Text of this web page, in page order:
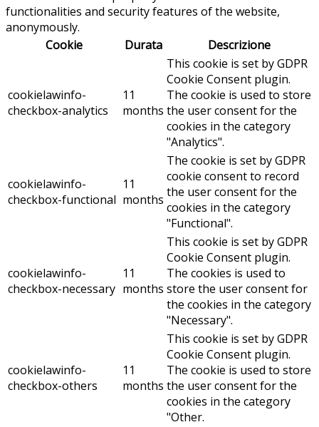
functionalities and security features of the website,
anonymously.
Cookie
Durata Descrizione
cookielawinfo-
checkbox-analytics
11
months
This cookie is set by GDPR
Cookie Consent plugin.
The cookie is used to store
the user consent for the
cookies in the category
"Analytics".
cookielawinfo-
checkbox-functional
11
months
The cookie is set by GDPR
cookie consent to record
the user consent for the
cookies in the category
"Functional".
cookielawinfo-
checkbox-necessary
11
months
This cookie is set by GDPR
Cookie Consent plugin.
The cookies is used to
store the user consent for
the cookies in the category
"Necessary".
cookielawinfo-
checkbox-others
11
months
This cookie is set by GDPR
Cookie Consent plugin.
The cookie is used to store
the user consent for the
cookies in the category
"Other.